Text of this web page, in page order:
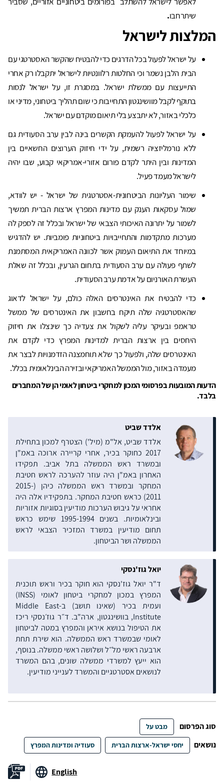
שיתרחבו.
המלצות לישראל
על ישראל לפעול בכל הדרגים כדי להבטיח שהקשר האסטרטגי עם
הבית הלבן נשמר וכי החלטות רלוונטיות לישראל יתקבלו רק אחרי
התייעצות עם ממשלת ישראל. במסגרת זו, על ישראל לנסות
בתוקף לקבל מוושינגטון התחייבות כי שום תהליך ביטחוני, מדיני או
כלכלי באזור, לא יתבצע בלי תיאום מוקדם עם ישראל.
על ישראל לפעול להעמקת הקשרים בינה לבין ערב הסעודית גם
ללא נורמליזציה רשמית, על ידי חיזוק הערוצים החשאיים בין
המדינות ובין היתר לקדם פורום אזורי-אמריקאי קבוע, שבו יהיה
לישראל מעמד פעיל.
שימור העליונות הביטחונית-אסטרטגית של ישראל - יש לוודא,
שמול עסקאות הענק עם מדינות המפרץ ארצות הברית תמשיך
לשמור על יתרונה האיכותי הצבאי של ישראל ובכלל זה לספק לה
מערכות מתקדמות והתחייבויות ביטחוניות פומביות. יש להדגיש
במיוחד את התיאום העמוק אשר לכוונה האמריקאית המסתמנת
לשתף פעולה עם ערב הסעודית בתחום הגרעין, ובכלל זה שאלת
העשרת האורניום על אדמת ערב הסעודית.
כדי להבטיח את האינטרסים האלה כולם, על ישראל לדאוג
שהאסטרטגיה שלה תיקח בחשבון את האינטרסים של ממשל
טראמפ ובעיקר עליה לשקול את צעדיה כך שינצלו את חיזוק
היחסים בין ארצות הברית למדינות המפרץ כדי לקדם את
האינטרסים שלה, ולפעול כך שלא תוחמצנה הזדמנויות לבצר את
מעמדה באזור, מול הממשל האמריקאי ובזירה הבינלאומית בכלל.
הדעות המובעות בפרסומי המכון למחקרי ביטחון לאומי הן של המחברים
בלבד.
אלדד שביט
אלדד שביט, אל"מ (מיל') הצטרף למכון בתחילת
2017 כחוקר בכיר, אחרי קריירה ארוכה באמ"ן
ובמשרד ראש הממשלה בתל אביב. תפקידו
האחרון באמ"ן היה עוזר להערכה לראש חטיבת
המחקר ובמשרד ראש הממשלה כיהן (2015-
2011) כראש חטיבת המחקר. בתפקידיו אלה היה
אחראי על גיבוש הערכות מודיעין בסוגיות אזוריות
ובינלאומיות. בשנים 1995-1994 שימש כראש
תחום מודיעין במשרד המזכיר הצבאי לראש
הממשלה ושר הביטחון.
יואל גוז'נסקי
ד"ר יואל גוז'נסקי הוא חוקר בכיר וראש תוכנית
המפרץ במכון למחקרי ביטחון לאומי (INSS)
ועמית בכיר (שאינו תושב) ב-Middle East
Institute, בוושינגטון, ארה"ב. ד״ר גוז׳נסקי ריכז
את הטיפול בנושא איראן והמפרץ במטה לביטחון
לאומי שבמשרד ראש הממשלה. הוא שירת תחת
ארבעה ראשי מל״ל ושלושה ראשי ממשלה. בנוסף,
הוא ייעץ למשרדי ממשלה שונים, בהם המשרד
לנושאים אסטרטגיים והמשרד לענייני מודיעין.
סוג הפרסום מבט על
נושאים יחסי ישראל-ארצות הברית סעודיה ומדינות המפרץ
English